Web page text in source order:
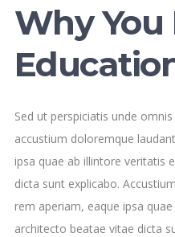
Why You
Sed ut perspiciatis unde
accustium doloremque
ipsa quae ab illintore veritatis
dicta sunt explicabo.
rem aperiam, eaque ipsa
architecto beatae vitae dicta